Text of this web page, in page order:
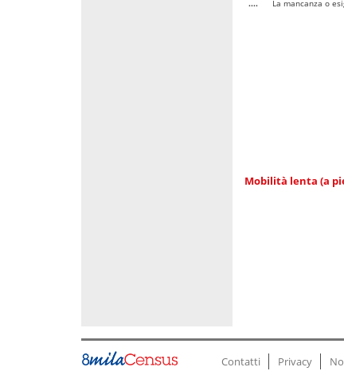
....
La mancanza o
Mobilità lenta (a
Contatti Privacy